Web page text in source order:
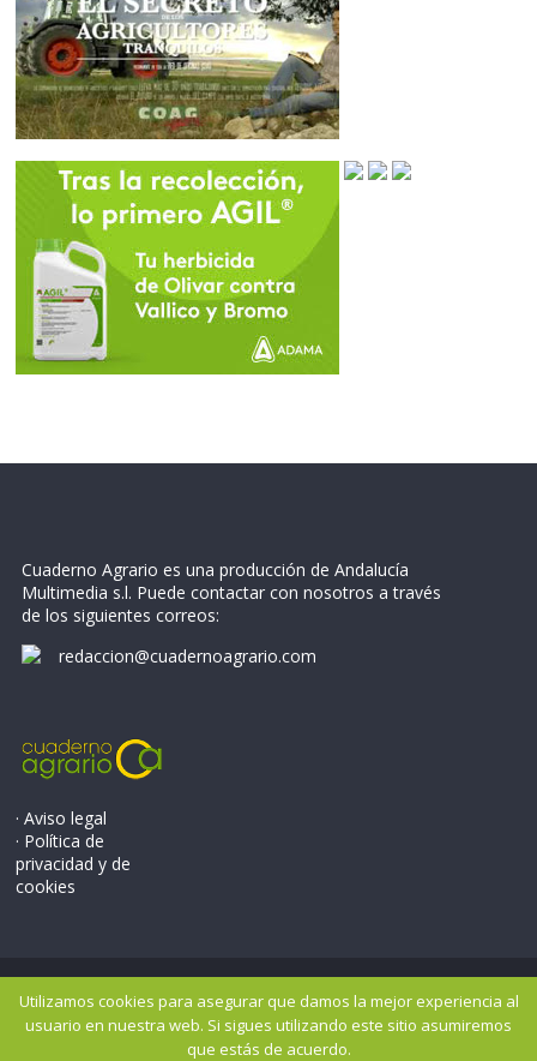
Cuaderno Agrario es una producción de Andalucía
Multimedia s.l. Puede contactar con nosotros a través
de los siguientes correos:
redaccion@cuadernoagrario.com
· Aviso legal
· Política de
privacidad y de
cookies
Copyright © 2026Cuaderno Agrario. Todos los derechos
reservados..
Tema: ColorMag porThemeGrill. Potenciado por WordPress.
Utilizamos cookies para asegurar que damos la mejor experiencia al
usuario en nuestra web. Si sigues utilizando este sitio asumiremos
que estás de acuerdo.